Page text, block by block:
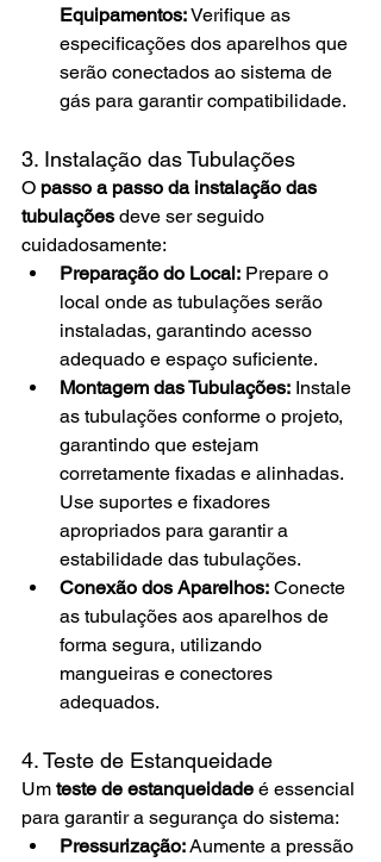
Equipamentos: Verifique as
especificações dos aparelhos que
serão conectados ao sistema de
gás para garantir compatibilidade.
3. Instalação das Tubulações
O passo a passo da instalação das
tubulações deve ser seguido
cuidadosamente:
Preparação do Local: Prepare o
local onde as tubulações serão
instaladas, garantindo acesso
adequado e espaço suficiente.
Montagem das Tubulações: Instale
as tubulações conforme o projeto,
garantindo que estejam
corretamente fixadas e alinhadas.
Use suportes e fixadores
apropriados para garantir a
estabilidade das tubulações.
Conexão dos Aparelhos: Conecte
as tubulações aos aparelhos de
forma segura, utilizando
mangueiras e conectores
adequados.
4. Teste de Estanqueidade
Um teste de estanqueidade é essencial
para garantir a segurança do sistema:
Pressurização: Aumente a pressão